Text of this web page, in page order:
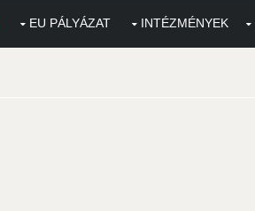
EU PÁLYÁZAT INTÉZMÉNYEK